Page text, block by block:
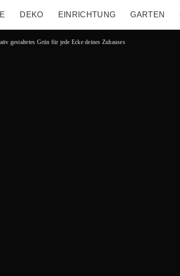
DEKO EINRICHTUNG GARTEN
gestaltetes Grün für jede Ecke deines Zuhauses